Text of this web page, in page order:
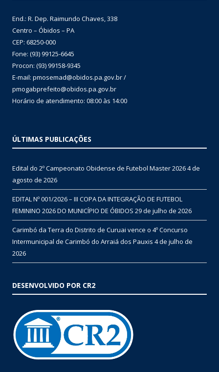
End.: R. Dep. Raimundo Chaves, 338
Centro – Óbidos – PA
CEP: 68250-000
Fone: (93) 99125-6645
Procon: (93) 99158-9345
E-mail: pmosemad@obidos.pa.gov.br /
pmogabprefeito@obidos.pa.gov.br
Horário de atendimento: 08:00 às 14:00
ÚLTIMAS PUBLICAÇÕES
Edital do 2º Campeonato Obidense de Futebol Master 20264 de
agosto de 2026
EDITAL Nº 001/2026 – III COPA DA INTEGRAÇÃO DE FUTEBOL
FEMININO 2026 DO MUNICÍPIO DE ÓBIDOS 29 de julho de 2026
Carimbó da Terra do Distrito de Curuai vence o 4º Concurso
Intermunicipal de Carimbó do Arraiá dos Pauxis 4 de julho de
2026
DESENVOLVIDO POR CR2